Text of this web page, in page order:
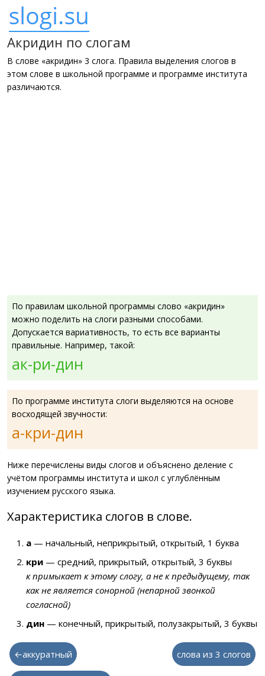
Акридин по слогам
В слове «акридин» 3 слога. Правила выделения слогов в
этом слове в школьной программе и программе института
различаются.
По правилам школьной программы слово «акридин»
можно поделить на слоги разными способами.
Допускается вариативность, то есть все варианты
правильные. Например, такой:
ак-ри-дин
По программе института слоги выделяются на основе
восходящей звучности:
а-кри-дин
Ниже перечислены виды слогов и объяснено деление с
учётом программы института и школ с углублённым
изучением русского языка.
Характеристика слогов в слове.
а — начальный, неприкрытый, открытый, 1 буква
кри — средний, прикрытый, открытый, 3 буквы
к примыкает к этому слогу, а не к предыдущему, так
как не является сонорной (непарной звонкой
согласной)
дин — конечный, прикрытый, полузакрытый, 3 буквы
←аккуратный слова из 3 слогов